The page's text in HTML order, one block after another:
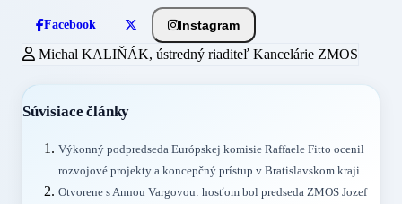
Facebook Instagram
Michal KALIŇÁK, ústredný riaditeľ Kancelárie ZMOS
Súvisiace články
Výkonný podpredseda Európskej komisie Raffaele Fitto ocenil
rozvojové projekty a koncepčný prístup v Bratislavskom kraji
Otvorene s Annou Vargovou: hosťom bol predseda ZMOS Jozef